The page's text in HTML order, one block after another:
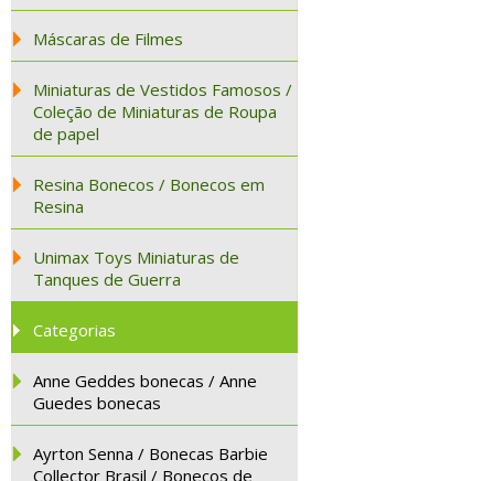
Máscaras de Filmes
Miniaturas de Vestidos Famosos /
Coleção de Miniaturas de Roupa
de papel
Resina Bonecos / Bonecos em
Resina
Unimax Toys Miniaturas de
Tanques de Guerra
Categorias
Anne Geddes bonecas / Anne
Guedes bonecas
Ayrton Senna / Bonecas Barbie
Collector Brasil / Bonecos de